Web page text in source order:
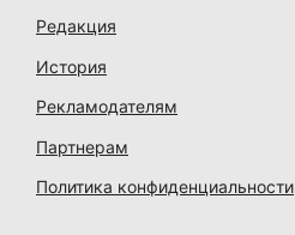
Редакция
История
Рекламодателям
Партнерам
Политика конфиденциальности